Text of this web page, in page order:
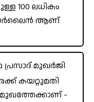
100 ലധികം
ആണ്
മുഖർജി
കയറ്റുമതി
-